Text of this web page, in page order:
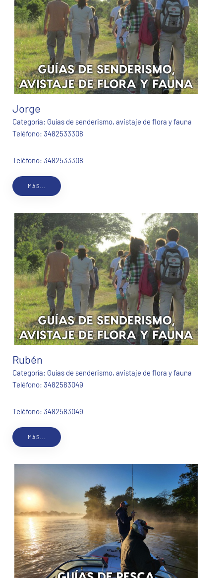
Jorge
Categoría: Guías de senderismo, avistaje de flora y fauna
Teléfono: 3482533308
Teléfono: 3482533308
MÁS...
Rubén
Categoría: Guías de senderismo, avistaje de flora y fauna
Teléfono: 3482583049
Teléfono: 3482583049
MÁS...